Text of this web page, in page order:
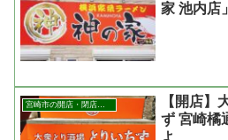
家 池内店
【開店】
ず 宮崎橘